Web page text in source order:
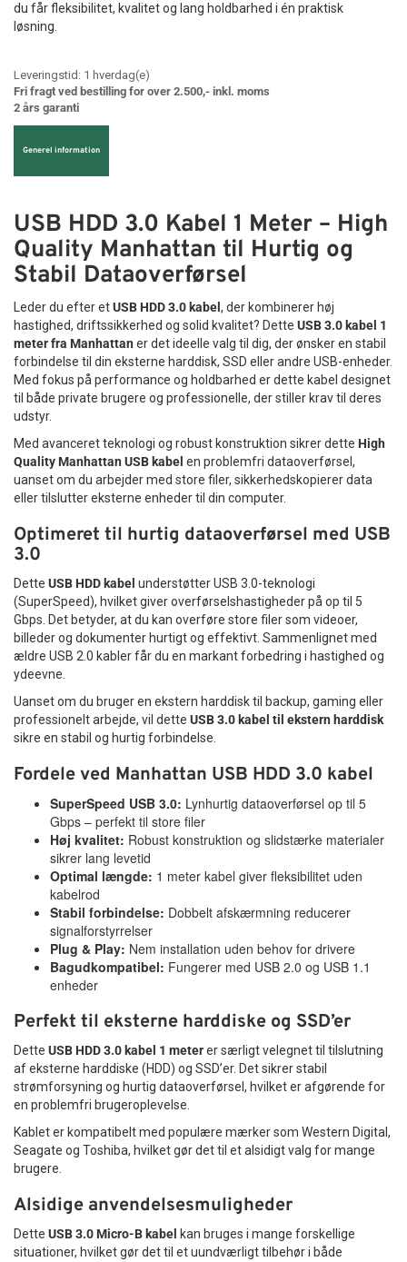
du får fleksibilitet, kvalitet og lang holdbarhed i én praktisk
løsning.
Leveringstid: 1 hverdag(e)
Fri fragt ved bestilling for over 2.500,- inkl. moms
2 års garanti
Generel information
USB HDD 3.0 Kabel 1 Meter – High
Quality Manhattan til Hurtig og
Stabil Dataoverførsel
Leder du efter etUSB HDD 3.0 kabel , der kombinerer høj
hastighed, driftssikkerhed og solid kvalitet? Dette USB 3.0 kabel 1
meter fra Manhattan er det ideelle valg til dig, der ønsker en stabil
forbindelse til din eksterne harddisk, SSD eller andre USB-enheder.
Med fokus på performance og holdbarhed er dette kabel designet
til både private brugere og professionelle, der stiller krav til deres
udstyr.
Med avanceret teknologi og robust konstruktion sikrer dette High
Quality Manhattan USB kabel en problemfri dataoverførsel,
uanset om du arbejder med store filer, sikkerhedskopierer data
eller tilslutter eksterne enheder til din computer.
Optimeret til hurtig dataoverførsel med USB
3.0
Dette USB HDD kabel understøtter USB 3.0-teknologi
(SuperSpeed), hvilket giver overførselshastigheder på op til 5
Gbps. Det betyder, at du kan overføre store filer som videoer,
billeder og dokumenter hurtigt og effektivt. Sammenlignet med
ældre USB 2.0 kabler får du en markant forbedring i hastighed og
ydeevne.
Uanset om du bruger en ekstern harddisk til backup, gaming eller
professionelt arbejde, vil dette USB 3.0 kabel til ekstern harddisk
sikre en stabil og hurtig forbindelse.
Fordele ved Manhattan USB HDD 3.0 kabel
SuperSpeed USB 3.0: Lynhurtig dataoverførsel op til 5
Gbps – perfekt til store filer
Høj kvalitet: Robust konstruktion og slidstærke materialer
sikrer lang levetid
Optimal længde: 1 meter kabel giver fleksibilitet uden
kabelrod
Stabil forbindelse: Dobbelt afskærmning reducerer
signalforstyrrelser
Plug & Play: Nem installation uden behov for drivere
Bagudkompatibel: Fungerer med USB 2.0 og USB 1.1
enheder
Perfekt til eksterne harddiske og SSD’er
Dette USB HDD 3.0 kabel 1 meterer særligt velegnet til tilslutning
af eksterne harddiske (HDD) og SSD’er. Det sikrer stabil
strømforsyning og hurtig dataoverførsel, hvilket er afgørende for
en problemfri brugeroplevelse.
Kablet er kompatibelt med populære mærker som Western Digital,
Seagate og Toshiba, hvilket gør det til et alsidigt valg for mange
brugere.
Alsidige anvendelsesmuligheder
Dette USB 3.0 Micro-B kabel kan bruges i mange forskellige
situationer, hvilket gør det til et uundværligt tilbehør i både